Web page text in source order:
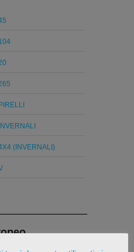
PIRELLI
INVERNALI
(INVERNALI)